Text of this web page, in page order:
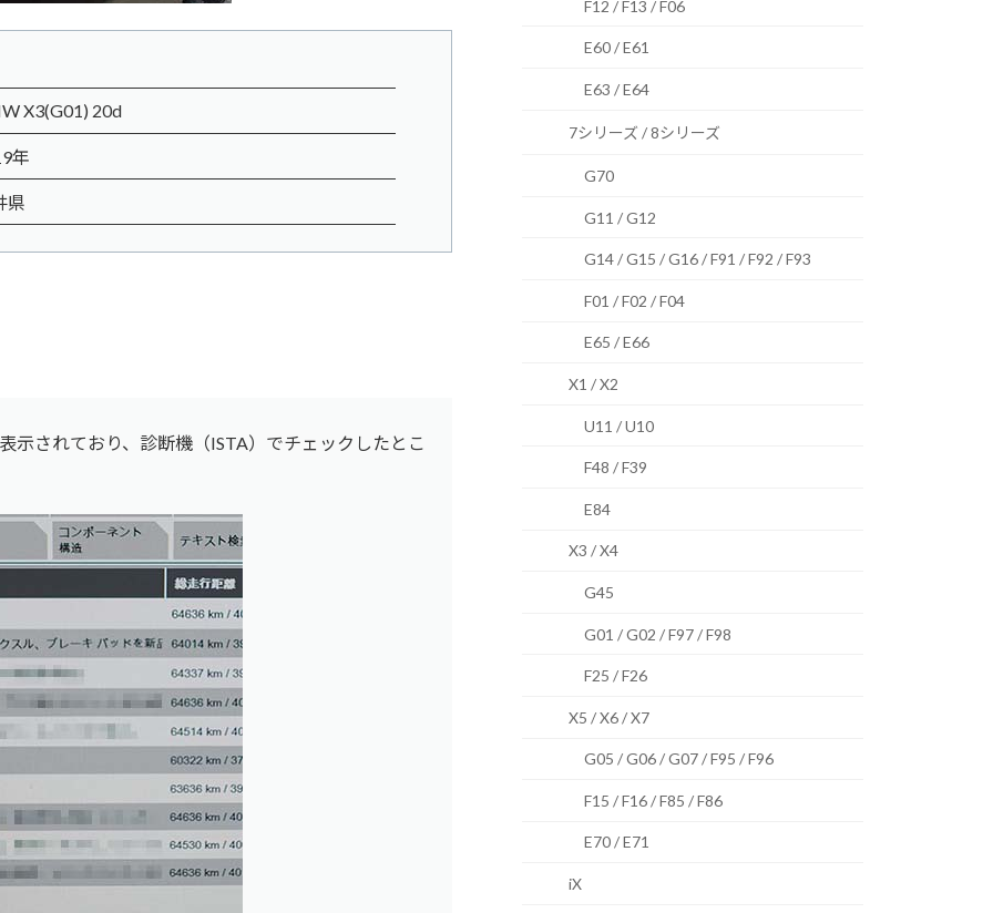
X3(G01) 20d
年
県
示されており、診断機（ISTA）でチェックしたとこ
F12 / F13 / F06
E60 / E61
E63 / E64
7シリーズ / 8シリーズ
G70
G11 / G12
G14 / G15 / G16 / F91 / F92 / F93
F01 / F02 / F04
E65 / E66
X1 / X2
U11 / U10
F48 / F39
E84
X3 / X4
G45
G01 / G02 / F97 / F98
F25 / F26
X5 / X6 / X7
G05 / G06 / G07 / F95 / F96
F15 / F16 / F85 / F86
E70 / E71
iX